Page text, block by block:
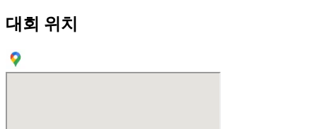
대회 위치